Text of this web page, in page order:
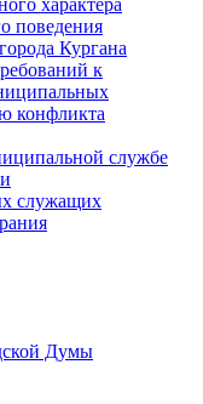
поведения
Кургана
к
конфликта
службе
служащих
Думы